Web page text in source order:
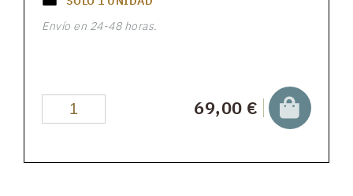
Envío en 24-48 horas.
69,00 €